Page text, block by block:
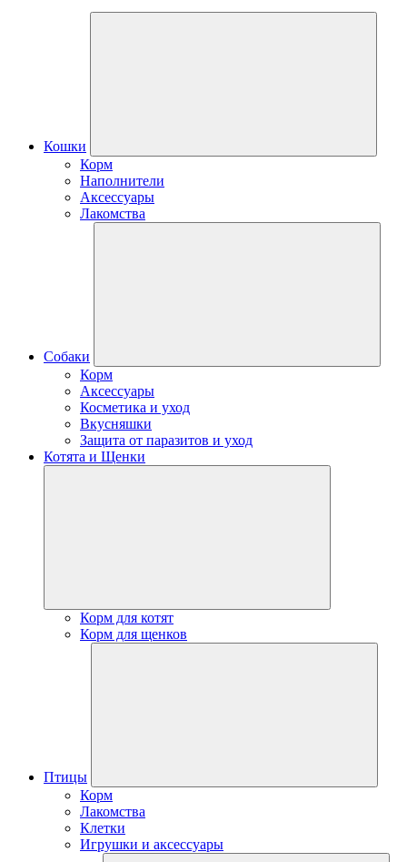
Кошки
Корм
Наполнители
Аксессуары
Лакомства
Собаки
Корм
Аксессуары
Косметика и уход
Вкусняшки
Защита от паразитов и уход
Котята и Щенки
Корм для котят
Корм для щенков
Птицы
Корм
Лакомства
Клетки
Игрушки и аксессуары